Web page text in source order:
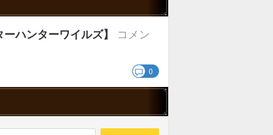
ハンターワイルズ】
コメン
0